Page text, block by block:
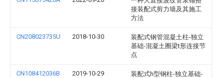
接装配式剪力墙及其施工
方法
CN208023735U 2018-10-30
装配式钢管混凝土柱-独立
基础-混凝土圈梁t形连接节
点
CN108412036B 2019-10-29
装配式h型钢柱-独立基础-